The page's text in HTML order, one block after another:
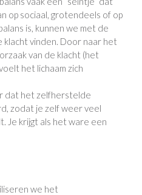
op sociaal, grotendeels of op
is, kunnen we met de
vinden. Door naar het
van de klacht (het
het lichaam zich
dat het zelfherstelde
zodat je zelf weer veel
Je krijgt als het ware een
we het